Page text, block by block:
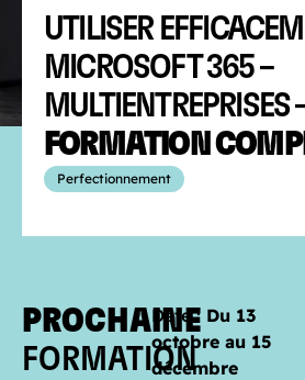
UTILISER
MICROSOFT 365 –
MULTIENTREPRISES
FORMATION
Perfectionnement
PROCHAINE
FORMATION
Date : Du 13
octobre au 15
décembre